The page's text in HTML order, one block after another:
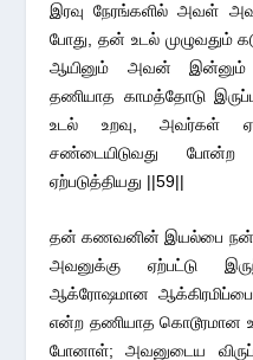
இரவு நேரங்களில் அவள்
போது, தன் உடல் முழுவதும்
ஆயினும் அவன் இன்னும்
தணியாத காமத்தோடு
உடல் உறவு, அவர்கள்
சண்டையிடுவது
ஏற்படுத்தியது ||59||
தன் கணவனின் இயல்பை
அவனுக்கு ஏற்பட்டு
ஆக்ரோஷமான
என்ற தணியாத கொடூரமான
போனாள்; அவனுடைய